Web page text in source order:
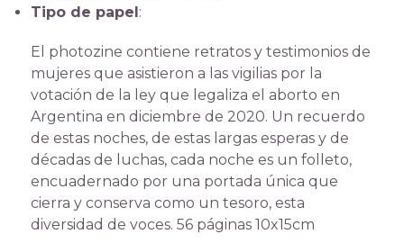
Tipo de papel:
El photozine contiene retratos y testimonios de
mujeres que asistieron a las vigilias por la
votación de la ley que legaliza el aborto en
Argentina en diciembre de 2020. Un recuerdo
de estas noches, de estas largas esperas y de
décadas de luchas, cada noche es un folleto,
encuadernado por una portada única que
cierra y conserva como un tesoro, esta
diversidad de voces. 56 páginas 10x15cm